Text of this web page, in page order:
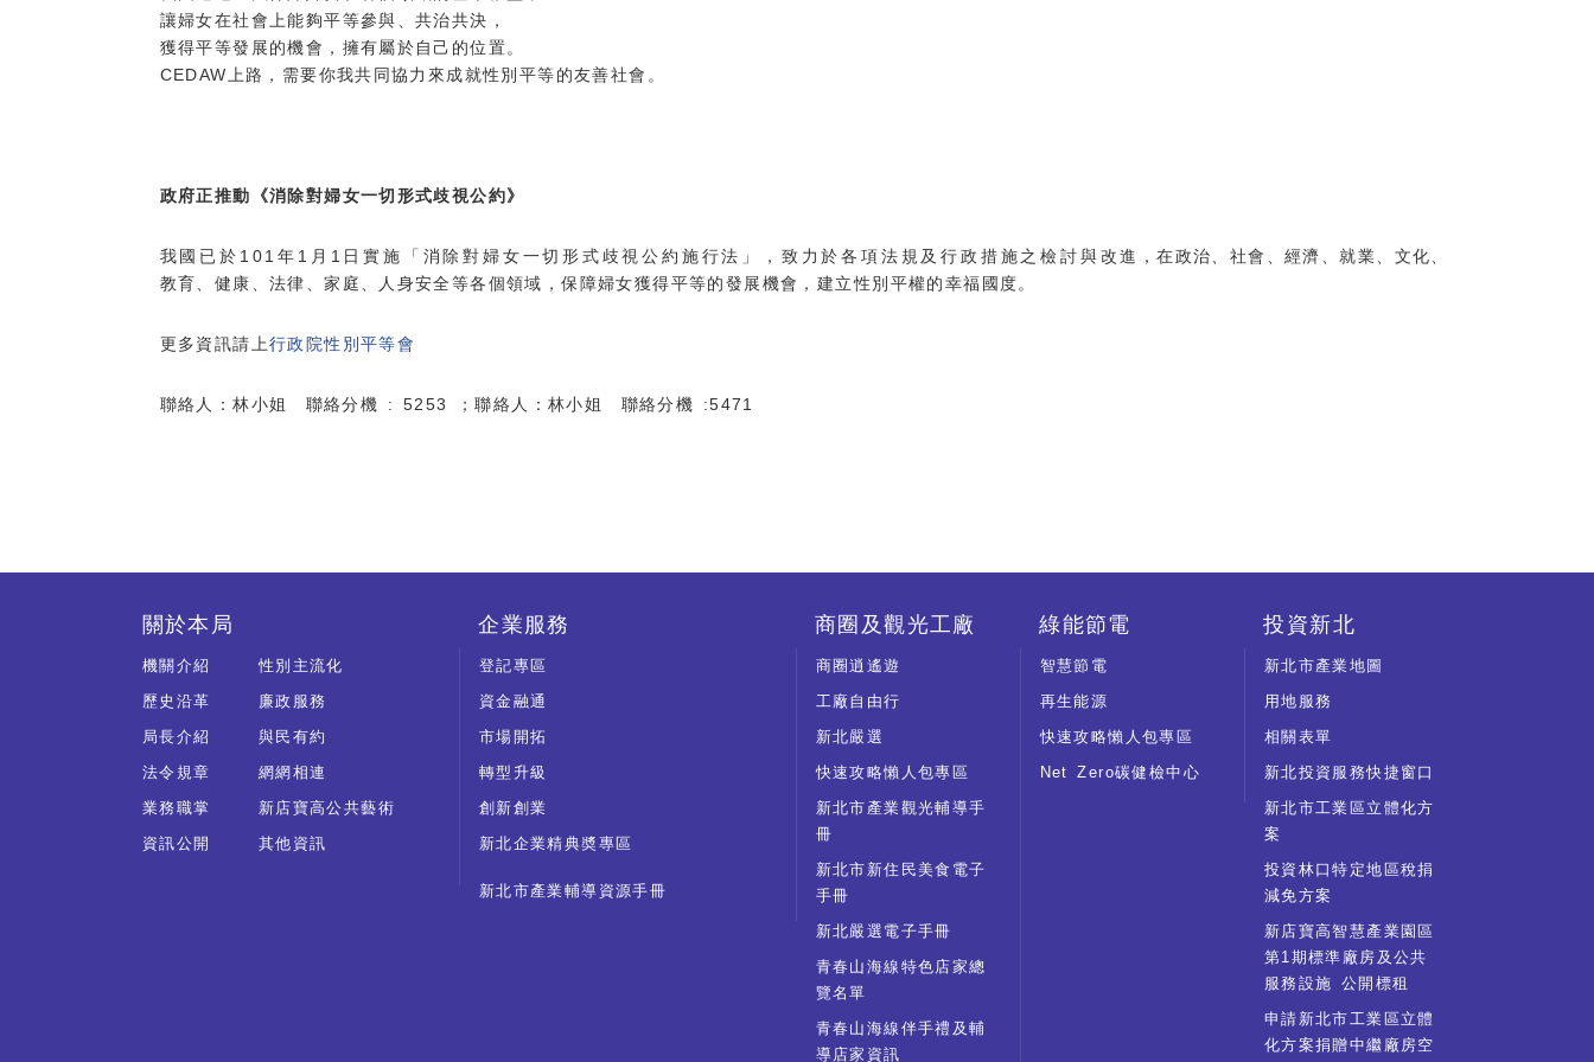
讓婦女在社會上能夠平等參與、共治共決，
獲得平等發展的機會，擁有屬於自己的位置。
CEDAW上路，需要你我共同協力來成就性別平等的友善社會。
政府正推動《消除對婦女一切形式歧視公約》
我國已於101年1月1日實施「消除對婦女一切形式歧視公約施行法」，致力於各項法規及行政措施之檢討與改進，在政治、社會、經濟、就業、文化、
教育、健康、法律、家庭、人身安全等各個領域，保障婦女獲得平等的發展機會，建立性別平權的幸福國度。
更多資訊請上行政院性別平等會
聯絡人：林小姐 聯絡分機 : 5253 ；聯絡人：林小姐 聯絡分機 :5471
關於本局
機關介紹
歷史沿革
局長介紹
法令規章
業務職掌
資訊公開
性別主流化
廉政服務
與民有約
網網相連
新店寶高公共藝術
其他資訊
企業服務
登記專區
資金融通
市場開拓
轉型升級
創新創業
新北企業精典奬專區
新北市產業輔導資源手冊
商圈及觀光工廠
商圈逍遙遊
工廠自由行
新北嚴選
快速攻略懶人包專區
新北市產業觀光輔導手
冊
新北市新住民美食電子
手冊
新北嚴選電子手冊
青春山海線特色店家總
覽名單
青春山海線伴手禮及輔
導店家資訊
綠能節電
智慧節電
再生能源
快速攻略懶人包專區
Net Zero碳健檢中心
投資新北
新北市產業地圖
用地服務
相關表單
新北投資服務快捷窗口
新北市工業區立體化方
案
投資林口特定地區稅捐
減免方案
新店寶高智慧產業園區
第1期標準廠房及公共
服務設施 公開標租
申請新北市工業區立體
化方案捐贈中繼廠房空